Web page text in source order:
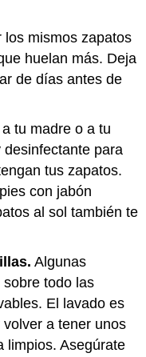
los mismos zapatos
huelan más. Deja
de días antes de
tu madre o a tu
para
tus zapatos.
con jabón
al sol también te
Algunas
todo las
El lavado es
a tener unos
limpios. Asegúrate